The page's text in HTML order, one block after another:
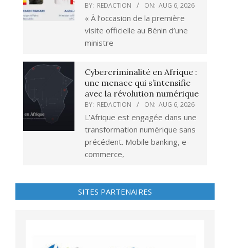
BY: REDACTION ON: AUG 6, 2026
« À l’occasion de la première
visite officielle au Bénin d’une
ministre
Cybercriminalité en Afrique :
une menace qui s’intensifie
avec la révolution numérique
BY: REDACTION ON: AUG 6, 2026
L’Afrique est engagée dans une
transformation numérique sans
précédent. Mobile banking, e-
commerce,
SITES PARTENAIRES